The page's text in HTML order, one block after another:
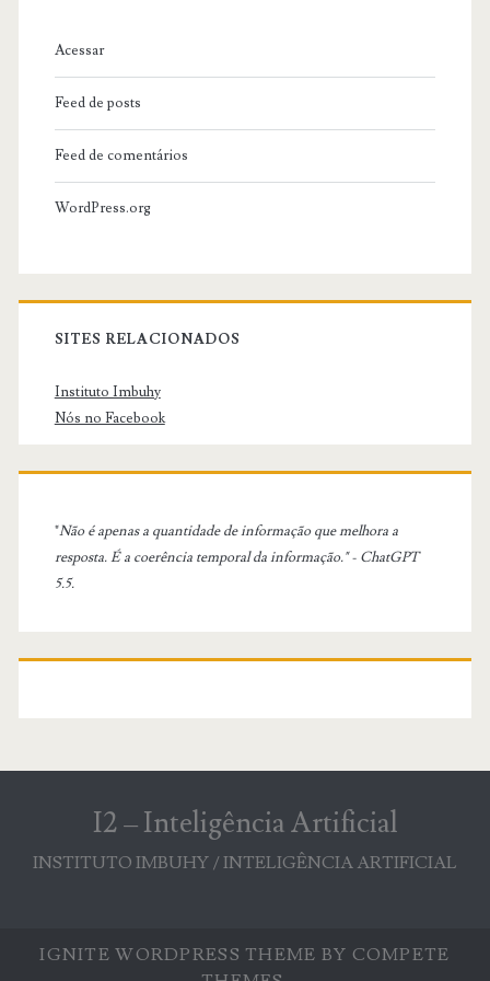
Acessar
Feed de posts
Feed de comentários
WordPress.org
SITES RELACIONADOS
Instituto Imbuhy
Nós no Facebook
"Não é apenas a quantidade de informação que melhora a
resposta. É a coerência temporal da informação." - ChatGPT
5.5.
I2 – Inteligência Artificial
INSTITUTO IMBUHY / INTELIGÊNCIA ARTIFICIAL
IGNITE WORDPRESS THEME BY COMPETE